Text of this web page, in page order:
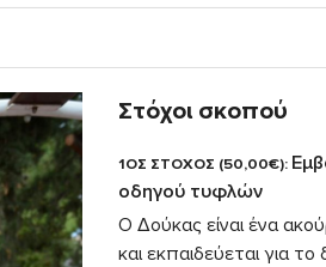
Στόχοι σκοπού
1ΟΣ ΣΤΟΧΟΣ (50,00€):
οδηγού τυφλών
Ο Δούκας είναι ένα
και εκπαιδεύεται για